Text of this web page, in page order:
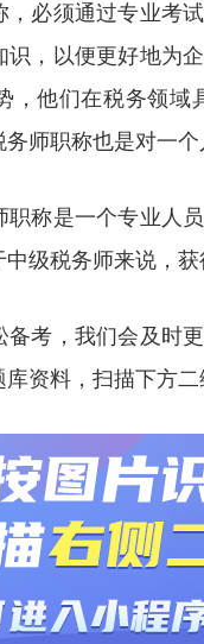
，必须通过专业考
识，以便更好地为
，他们在税务领
师职称也是对一个
职称是一个专业人
级税务师来说，
备考，我们会及时
资料，扫描下方二